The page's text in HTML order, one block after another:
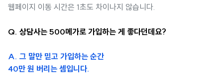
웹페이지 이동 시간은 1초도 차이나지 않습니다.
Q. 상담사는 500메가로 가입하는 게 좋다던데요?
A. 그 말만 믿고 가입하는 순간
40만 원 버리는 셈입니다.